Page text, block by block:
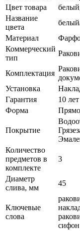
Цвет товара
Название
цвета
Материал
Коммерческий
тип
Комплектация
Установка
Гарантия
10 лет
Форма
Покрытие
Количество
предметов в
комплекте
3
Диаметр
слива, мм
45
Ключевые
слова